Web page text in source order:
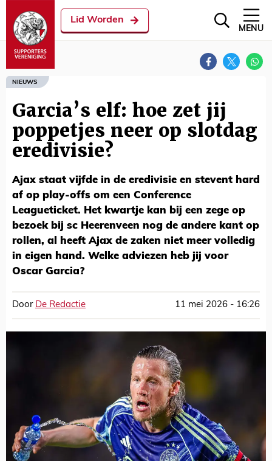
Lid Worden
MENU
NIEUWS
Garcia’s elf: hoe zet jij
poppetjes neer op slotdag
eredivisie?
Ajax staat vijfde in de eredivisie en stevent hard
af op play-offs om een Conference
Leagueticket. Het kwartje kan bij een zege op
bezoek bij sc Heerenveen nog de andere kant op
rollen, al heeft Ajax de zaken niet meer volledig
in eigen hand. Welke adviezen heb jij voor
Oscar Garcia?
Door De Redactie 11 mei 2026 - 16:26